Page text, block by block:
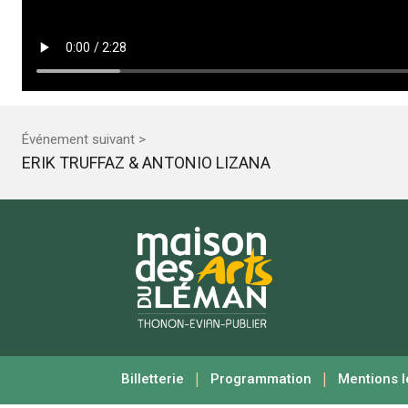
Événement suivant >
ERIK TRUFFAZ & ANTONIO LIZANA
Billetterie | Programmation | Mentions